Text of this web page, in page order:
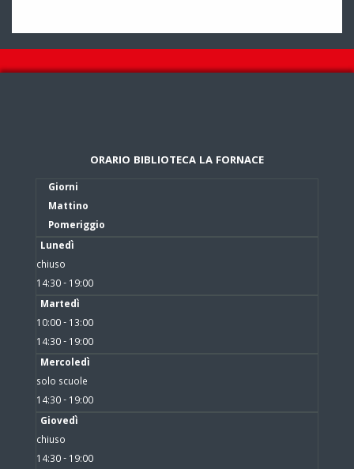
ORARIO BIBLIOTECA LA FORNACE
Giorni
Mattino
Pomeriggio
Lunedì
chiuso
14:30 - 19:00
Martedì
10:00 - 13:00
14:30 - 19:00
Mercoledì
solo scuole
14:30 - 19:00
Giovedì
chiuso
14:30 - 19:00